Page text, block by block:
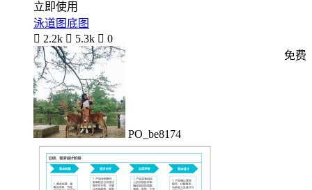
立即使用
泳道图底图
 2.2k  5.3k  0
PO_be8174
免费